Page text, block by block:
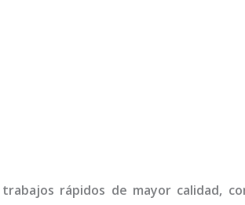
rápidos de mayor calidad,